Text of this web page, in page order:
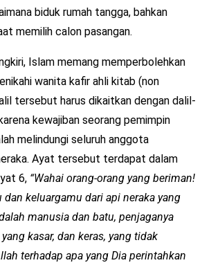
biduk rumah tangga, bahkan
memilih calon pasangan.
Islam memang memperbolehkan
wanita kafir ahli kitab (non
tersebut harus dikaitkan dengan dalil-
kewajiban seorang pemimpin
melindungi seluruh anggota
Ayat tersebut terdapat dalam
6, “Wahai orang-orang yang beriman!
keluargamu dari api neraka yang
manusia dan batu, penjaganya
kasar, dan keras, yang tidak
terhadap apa yang Dia perintahkan